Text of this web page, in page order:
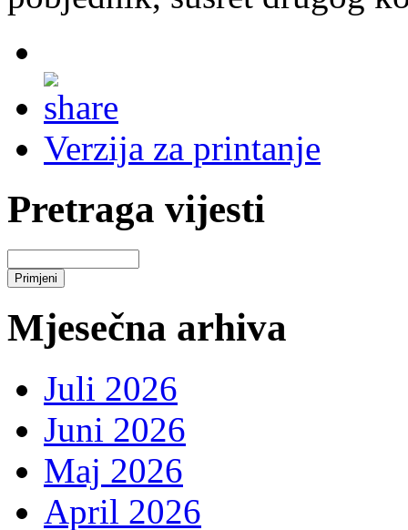
Verzija za printanje
Pretraga vijesti
Mjesečna arhiva
Juli 2026
Juni 2026
Maj 2026
April 2026